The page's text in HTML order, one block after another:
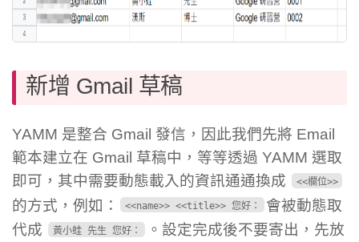
新增 Gmail 草稿
YAMM 是整合 Gmail 發信，因此我們先將 Email
範本建立在 Gmail 草稿中，等等透過 YAMM 選取
即可，其中需要動態載入的資訊通通換成
<<欄位>>
的方式，例如： <<name>> <<title>> 您好：
會被動態取
代成
黃小蛙 先生 您好：
。設定完成後不要寄出，先放